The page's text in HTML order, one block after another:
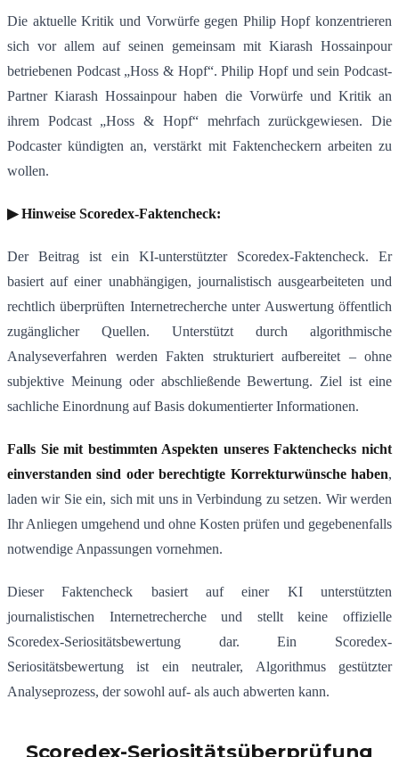
Die aktuelle Kritik und Vorwürfe gegen Philip Hopf konzentrieren
sich vor allem auf seinen gemeinsam mit Kiarash Hossainpour
betriebenen Podcast „Hoss & Hopf“. Philip Hopf und sein Podcast-
Partner Kiarash Hossainpour haben die Vorwürfe und Kritik an
ihrem Podcast „Hoss & Hopf“ mehrfach zurückgewiesen. Die
Podcaster kündigten an, verstärkt mit Faktencheckern arbeiten zu
wollen.
▶ Hinweise Scoredex-Faktencheck:
Der Beitrag ist ein KI-unterstützter Scoredex-Faktencheck. Er
basiert auf einer unabhängigen, journalistisch ausgearbeiteten und
rechtlich überprüften Internetrecherche unter Auswertung öffentlich
zugänglicher Quellen. Unterstützt durch algorithmische
Analyseverfahren werden Fakten strukturiert aufbereitet – ohne
subjektive Meinung oder abschließende Bewertung. Ziel ist eine
sachliche Einordnung auf Basis dokumentierter Informationen.
Falls Sie mit bestimmten Aspekten unseres Faktenchecks nicht
einverstanden sind oder berechtigte Korrekturwünsche haben,
laden wir Sie ein, sich mit uns in Verbindung zu setzen. Wir werden
Ihr Anliegen umgehend und ohne Kosten prüfen und gegebenenfalls
notwendige Anpassungen vornehmen.
Dieser Faktencheck basiert auf einer KI unterstützten
journalistischen Internetrecherche und stellt keine offizielle
Scoredex-Seriositätsbewertung dar. Ein Scoredex-
Seriositätsbewertung ist ein neutraler, Algorithmus gestützter
Analyseprozess, der sowohl auf- als auch abwerten kann.